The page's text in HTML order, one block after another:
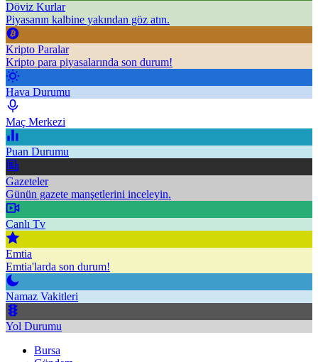
Döviz Kurlar
Piyasanın kalbine yakından göz atın.
Kripto Paralar
Kripto para piyasalarında son durum!
Hava Durumu
Maç Merkezi
Puan Durumu
Gazeteler
Günün gazete manşetlerini inceleyin.
Canlı Tv
Emtia
Emtia'larda son durum!
Namaz Vakitleri
Yol Durumu
Bursa